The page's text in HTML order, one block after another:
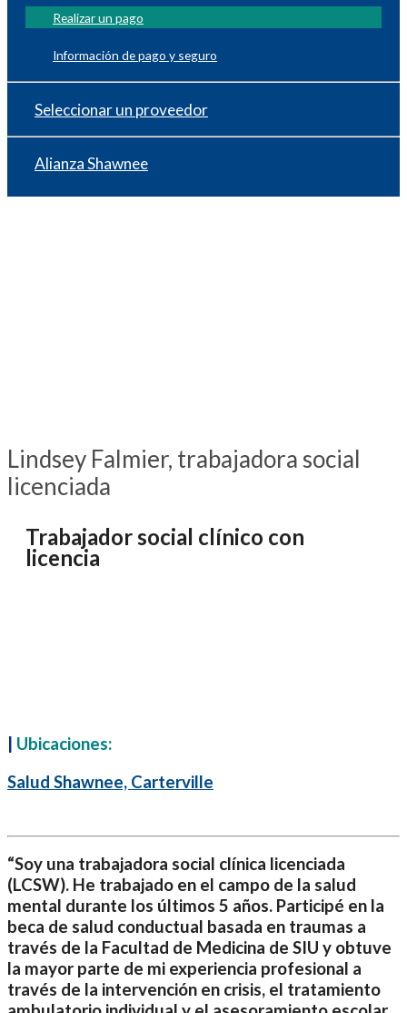
Realizar un pago
Información de pago y seguro
Seleccionar un proveedor
Alianza Shawnee
Lindsey Falmier, trabajadora social
licenciada
Trabajador social clínico con
licencia
Ubicaciones:
Salud Shawnee, Carterville
“Soy una trabajadora social clínica licenciada
(LCSW). He trabajado en el campo de la salud
mental durante los últimos 5 años. Participé en la
beca de salud conductual basada en traumas a
través de la Facultad de Medicina de SIU y obtuve
la mayor parte de mi experiencia profesional a
través de la intervención en crisis, el tratamiento